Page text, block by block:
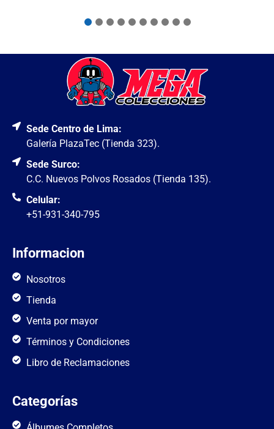
Sede Centro de Lima:
Galería PlazaTec (Tienda 323).
Sede Surco:
C.C. Nuevos Polvos Rosados (Tienda 135).
Celular:
+51-931-340-795
Informacion
Nosotros
Tienda
Venta por mayor
Términos y Condiciones
Libro de Reclamaciones
Categorías